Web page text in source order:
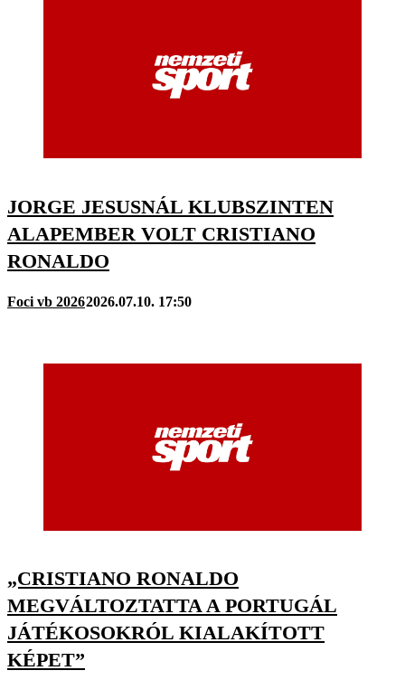
JORGE JESUSNÁL KLUBSZINTEN
ALAPEMBER VOLT CRISTIANO
RONALDO
Foci vb 20262026.07.10. 17:50
„CRISTIANO RONALDO
MEGVÁLTOZTATTA A PORTUGÁL
JÁTÉKOSOKRÓL KIALAKÍTOTT
KÉPET”